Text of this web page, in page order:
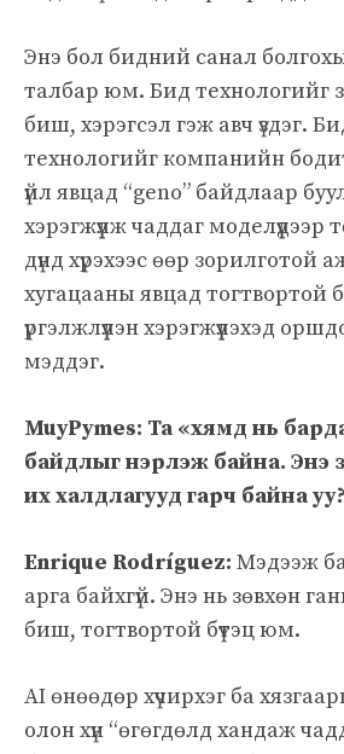
Энэ бол бидний санал
талбар юм. Бид технологийг
биш, хэрэгсэл гэж авч үздэг.
технологийг компанийн
үйл явцад “geno” байдлаар
хэрэгжүүлж чаддаг моделүүдээр
дүнд хүрэхээс өөр зорилготой
хугацааны явцад тогтвортой
үргэлжлүүлэн хэрэгжүүлэхэд
мэддэг.
MuyPymes: Та «хямд нь
байдлыг нэрлэж байна. Энэ
их халдлагууд гарч байна уу?
Enrique Rodríguez: Мэдээж
арга байхгүй. Энэ нь зөвхөн
биш, тогтвортой бүтэц юм.
AI өнөөдөр хүчирхэг ба
олон хүн “өгөгдөлд хандаж